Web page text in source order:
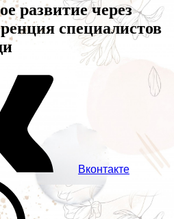
развитие через
специалистов
Вконтакте